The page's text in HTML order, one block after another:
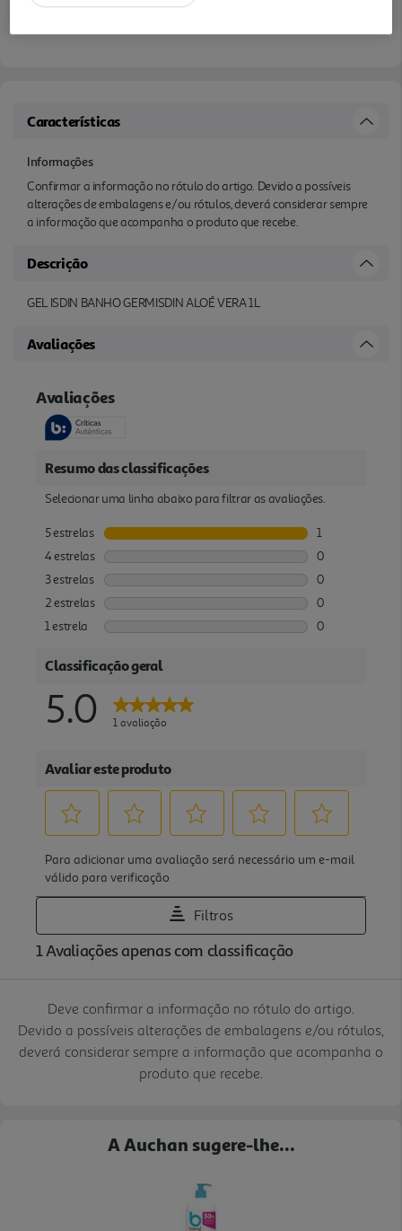
Características
Informações
Confirmar a informação no rótulo do artigo. Devido a possíveis
alterações de embalagens e/ou rótulos, deverá considerar sempre
a informação que acompanha o produto que recebe.
Descrição
GEL ISDIN BANHO GERMISDIN ALOÉ VERA 1L
Avaliações
Deve confirmar a informação no rótulo do artigo.
Devido a possíveis alterações de embalagens e/ou rótulos,
deverá considerar sempre a informação que acompanha o
produto que recebe.
A Auchan sugere-lhe...